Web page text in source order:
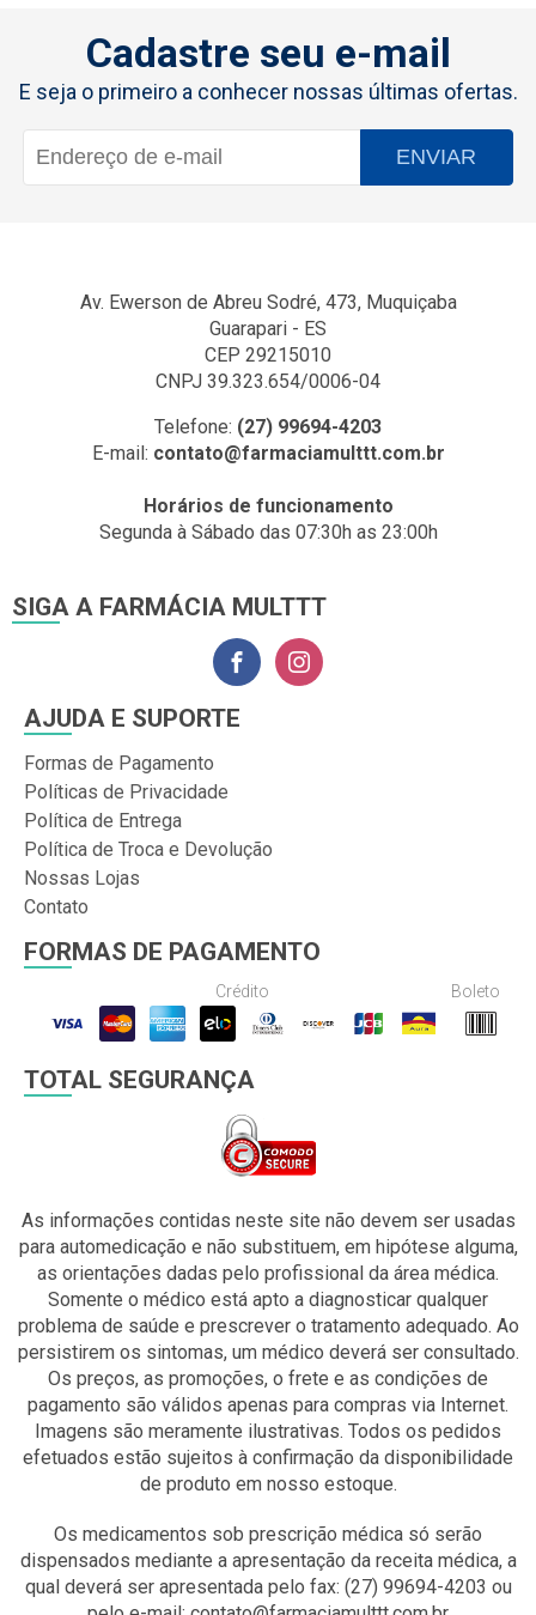
Cadastre seu e-mail
E seja o primeiro a conhecer nossas últimas ofertas.
ENVIAR
Av. Ewerson de Abreu Sodré, 473, Muquiçaba
Guarapari - ES
CEP 29215010
CNPJ 39.323.654/0006-04
Telefone: (27) 99694-4203
E-mail: contato@farmaciamulttt.com.br
Horários de funcionamento
Segunda à Sábado das 07:30h as 23:00h
SIGA A FARMÁCIA MULTTT
AJUDA E SUPORTE
Formas de Pagamento
Políticas de Privacidade
Política de Entrega
Política de Troca e Devolução
Nossas Lojas
Contato
FORMAS DE PAGAMENTO
Crédito Boleto
TOTAL SEGURANÇA
As informações contidas neste site não devem ser usadas
para automedicação e não substituem, em hipótese alguma,
as orientações dadas pelo profissional da área médica.
Somente o médico está apto a diagnosticar qualquer
problema de saúde e prescrever o tratamento adequado. Ao
persistirem os sintomas, um médico deverá ser consultado.
Os preços, as promoções, o frete e as condições de
pagamento são válidos apenas para compras via Internet.
Imagens são meramente ilustrativas. Todos os pedidos
efetuados estão sujeitos à confirmação da disponibilidade
de produto em nosso estoque.
Os medicamentos sob prescrição médica só serão
dispensados mediante a apresentação da receita médica, a
qual deverá ser apresentada pelo fax: (27) 99694-4203 ou